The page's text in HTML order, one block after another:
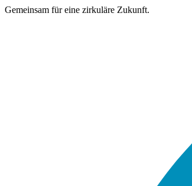
Gemeinsam für eine zirkuläre Zukunft.